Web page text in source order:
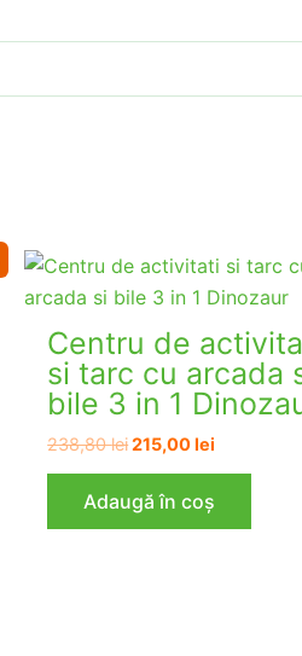
Centru de
si tarc cu arcada
bile 3 in 1
238,80leiPrețul
fost:
238,80 lei.
215,00lei
Adaugă în coș